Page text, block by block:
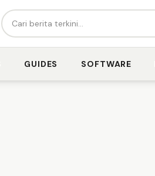
Cari berita...
GUIDES SOFTWARE